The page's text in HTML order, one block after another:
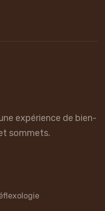
expérience de bien-
sommets.